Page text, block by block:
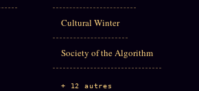
Cultural Winter
Society of the Algorithm
+ 12 autres